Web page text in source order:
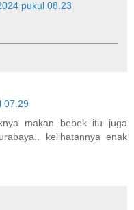
pukul 08.23
07.29
makan bebek itu juga
kelihatannya enak